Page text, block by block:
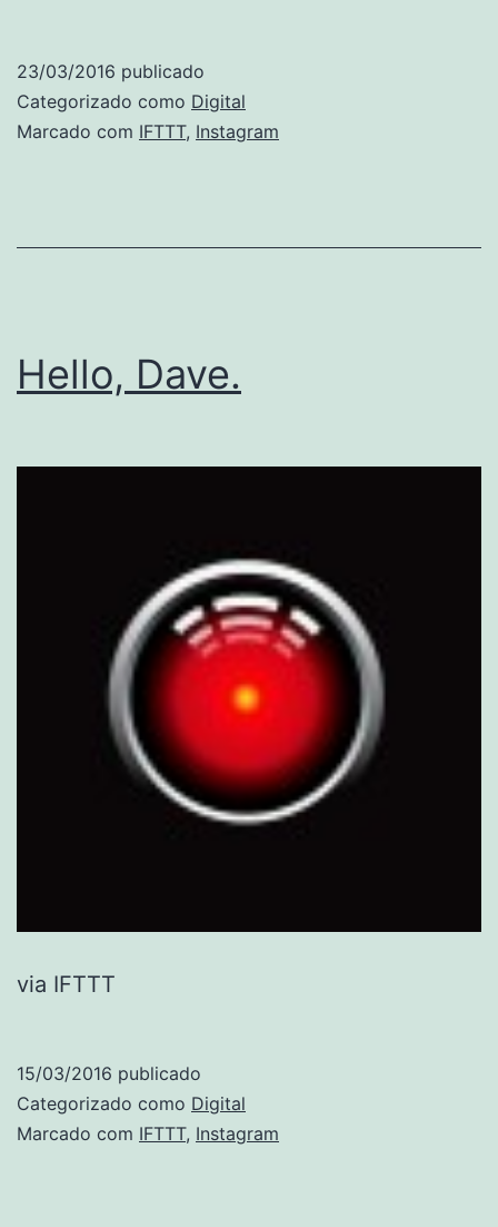
23/03/2016 publicado
Categorizado como Digital
Marcado com IFTTT, Instagram
Hello, Dave.
via IFTTT
15/03/2016 publicado
Categorizado como Digital
Marcado com IFTTT, Instagram